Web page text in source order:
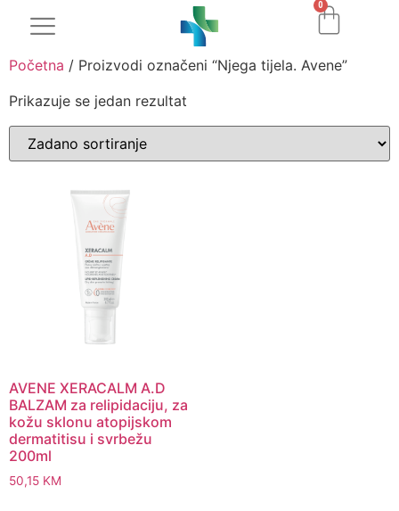
0
Početna / Proizvodi označeni “Njega tijela. Avene”
Prikazuje se jedan rezultat
AVENE XERACALM A.D
BALZAM za relipidaciju, za
kožu sklonu atopijskom
dermatitisu i svrbežu
200ml
50,15 KM